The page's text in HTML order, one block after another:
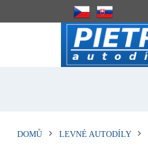
DOMŮ LEVNÉ AUTODÍLY